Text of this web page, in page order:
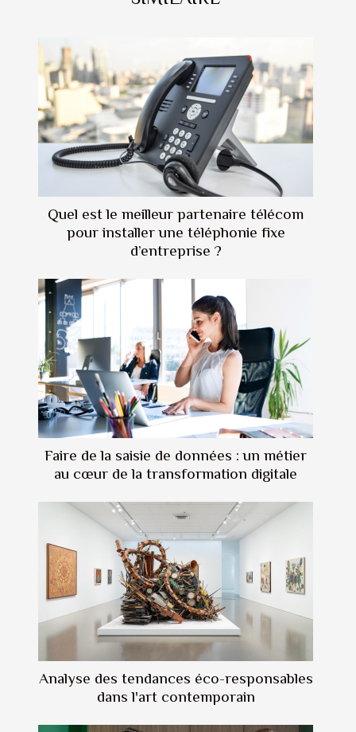
Quel est le meilleur partenaire télécom
pour installer une téléphonie fixe
d’entreprise ?
Faire de la saisie de données : un métier
au cœur de la transformation digitale
Analyse des tendances éco-responsables
dans l'art contemporain